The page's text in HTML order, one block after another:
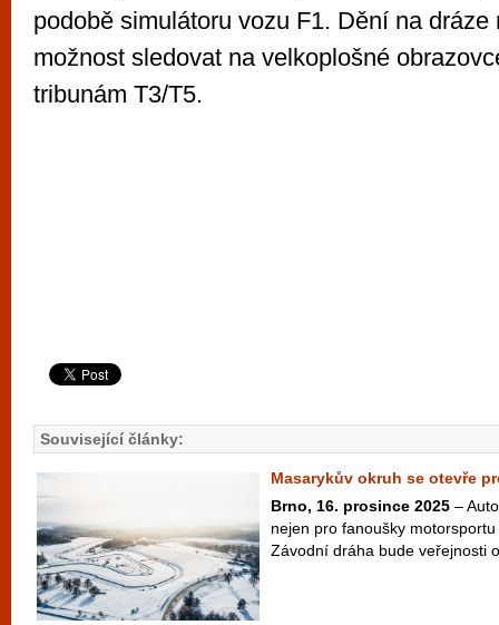
podobě simulátoru vozu F1. Dění na
možnost sledovat na velkoplošné
tribunám T3/T5.
Související články:
Masarykův okruh se otevře
Brno, 16. prosince 2025 –
nejen pro fanoušky
Závodní dráha bude veřejnosti